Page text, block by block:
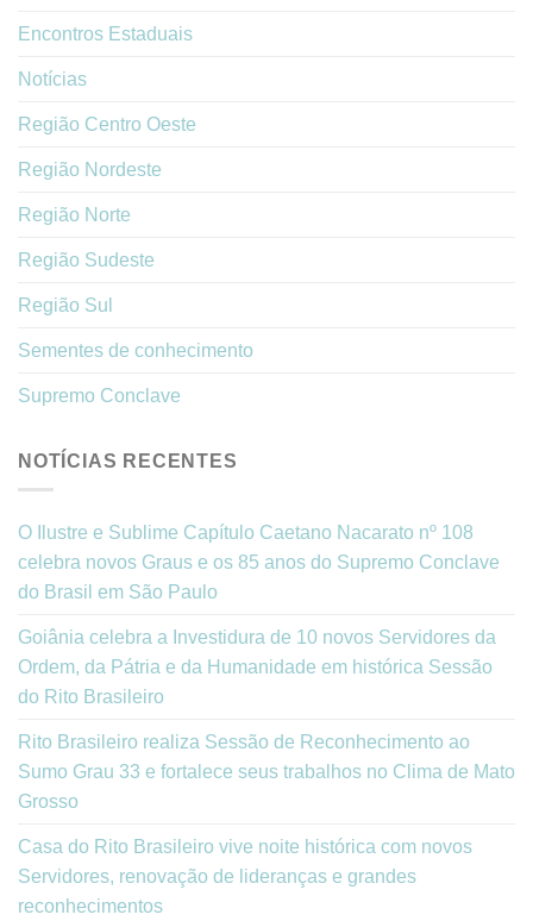
Encontros Estaduais
Notícias
Região Centro Oeste
Região Nordeste
Região Norte
Região Sudeste
Região Sul
Sementes de conhecimento
Supremo Conclave
NOTÍCIAS RECENTES
O Ilustre e Sublime Capítulo Caetano Nacarato nº 108
celebra novos Graus e os 85 anos do Supremo Conclave
do Brasil em São Paulo
Goiânia celebra a Investidura de 10 novos Servidores da
Ordem, da Pátria e da Humanidade em histórica Sessão
do Rito Brasileiro
Rito Brasileiro realiza Sessão de Reconhecimento ao
Sumo Grau 33 e fortalece seus trabalhos no Clima de Mato
Grosso
Casa do Rito Brasileiro vive noite histórica com novos
Servidores, renovação de lideranças e grandes
reconhecimentos